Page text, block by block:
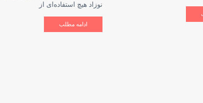
نوزاد هیچ استفاده‌ای از
ادامه مطلب